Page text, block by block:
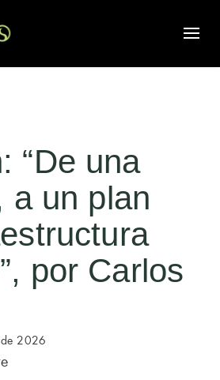
“De una
a un plan
por Carlos
2026